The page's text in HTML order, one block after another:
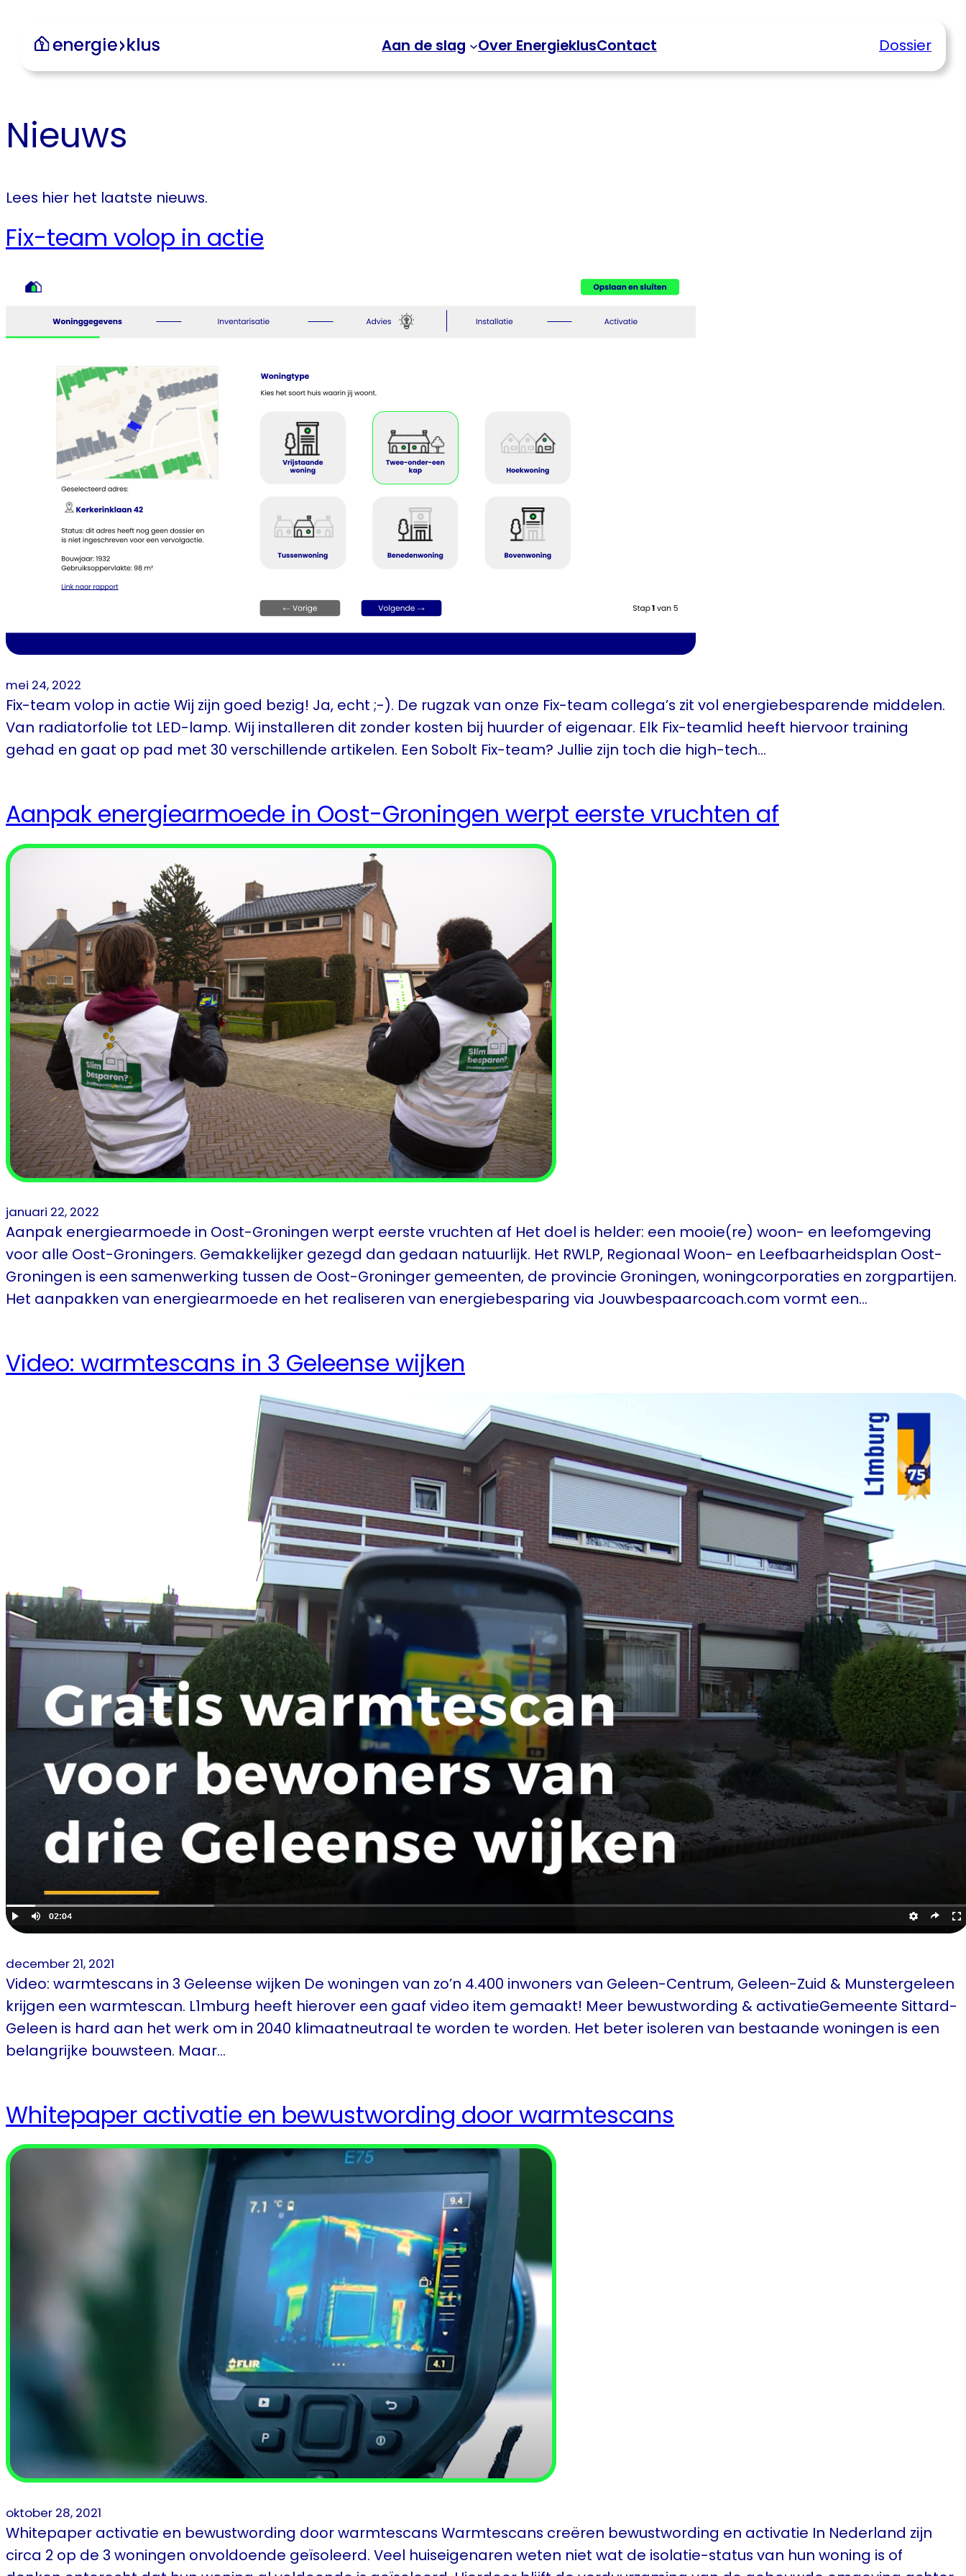
naar
Aan de slag Over EnergieklusContact Dossier
Nieuws
Lees hier het laatste nieuws.
Fix-team volop in actie
mei 24, 2022
Fix-team volop in actie Wij zijn goed bezig! Ja, echt ;-). De rugzak van onze Fix-team collega’s zit vol energiebesparende middelen.
Van radiatorfolie tot LED-lamp. Wij installeren dit zonder kosten bij huurder of eigenaar. Elk Fix-teamlid heeft hiervoor training
gehad en gaat op pad met 30 verschillende artikelen. Een Sobolt Fix-team? Jullie zijn toch die high-tech…
Aanpak energiearmoede in Oost-Groningen werpt eerste vruchten af
januari 22, 2022
Aanpak energiearmoede in Oost-Groningen werpt eerste vruchten af Het doel is helder: een mooie(re) woon- en leefomgeving
voor alle Oost-Groningers. Gemakkelijker gezegd dan gedaan natuurlijk. Het RWLP, Regionaal Woon- en Leefbaarheidsplan Oost-
Groningen is een samenwerking tussen de Oost-Groninger gemeenten, de provincie Groningen, woningcorporaties en zorgpartijen.
Het aanpakken van energiearmoede en het realiseren van energiebesparing via Jouwbespaarcoach.com vormt een…
Video: warmtescans in 3 Geleense wijken
december 21, 2021
Video: warmtescans in 3 Geleense wijken De woningen van zo’n 4.400 inwoners van Geleen-Centrum, Geleen-Zuid & Munstergeleen
krijgen een warmtescan. L1mburg heeft hierover een gaaf video item gemaakt! Meer bewustwording & activatieGemeente Sittard-
Geleen is hard aan het werk om in 2040 klimaatneutraal te worden te worden. Het beter isoleren van bestaande woningen is een
belangrijke bouwsteen. Maar…
Whitepaper activatie en bewustwording door warmtescans
oktober 28, 2021
Whitepaper activatie en bewustwording door warmtescans Warmtescans creëren bewustwording en activatie In Nederland zijn
circa 2 op de 3 woningen onvoldoende geïsoleerd. Veel huiseigenaren weten niet wat de isolatie-status van hun woning is of